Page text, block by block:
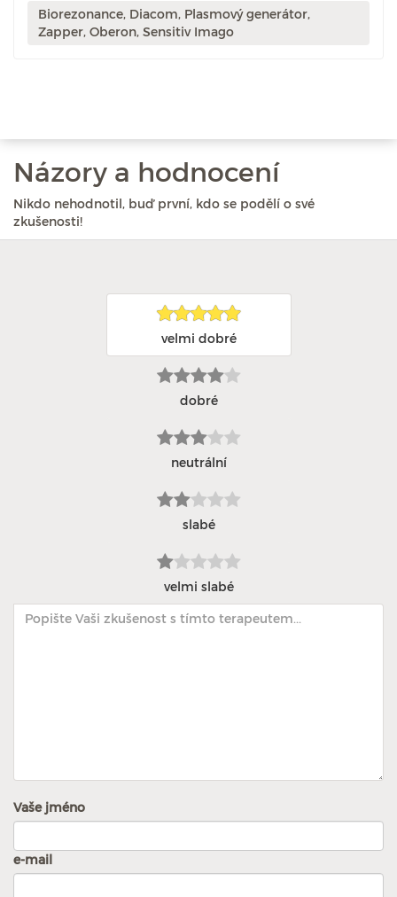
Biorezonance, Diacom, Plasmový generátor,
Zapper, Oberon, Sensitiv Imago
Názory a hodnocení
Nikdo nehodnotil, buď první, kdo se podělí o své
zkušenosti!
velmi dobré
dobré
neutrální
slabé
velmi slabé
Vaše jméno
e-mail